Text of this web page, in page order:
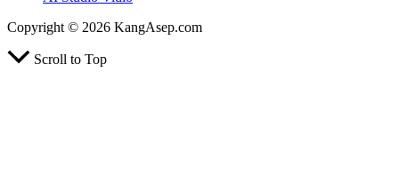
Copyright © 2026 KangAsep.com
Scroll to Top